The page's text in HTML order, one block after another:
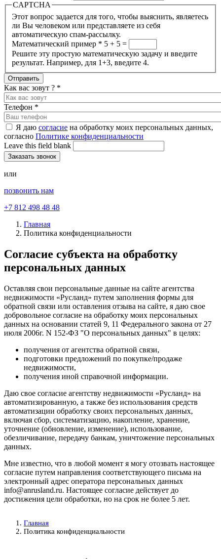
CAPTCHA
Этот вопрос задается для того, чтобы выяснить, являетесь
ли Вы человеком или представляете из себя
автоматическую спам-рассылку.
Математический пример * 5 + 5 =
Решите эту простую математическую задачу и введите
результат. Например, для 1+3, введите 4.
Как вас зовут ? *
Телефон *
Я даю согласие на обработку моих персональных данных,
согласно Политике конфиденциальности
Leave this field blank
или
позвонить нам
+7 812 498 48 48
Главная
Политика конфиденциальности
Согласие субъекта на обработку
персональных данных
Оставляя свои персональные данные на сайте агентства
недвижимости «Русланд» путем заполнения формы для
обратной связи или оставления отзыва на сайте, я даю свое
добровольное согласие на обработку моих персональных
данных на основании статей 9, 11 Федерального закона от 27
июля 2006г. N 152-ФЗ "О персональных данных" в целях:
получения от агентства обратной связи,
подготовки предложений по покупке/продаже
недвижимости,
получения иной справочной информации.
Даю свое согласие агентству недвижимости «Русланд» на
автоматизированную, а также без использования средств
автоматизации обработку своих персональных данных,
включая сбор, систематизацию, накопление, хранение,
уточнение (обновление, изменение), использование,
обезличивание, передачу банкам, уничтожение персональных
данных.
Мне известно, что в любой момент я могу отозвать настоящее
согласие путем направления соответствующего письма на
электронный адрес оператора персональных данных
info@anrusland.ru. Настоящее согласие действует до
достижения цели обработки, но на срок не более 5 лет.
Главная
Политика конфиденциальности